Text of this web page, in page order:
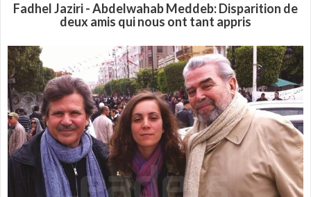
Fadhel Jaziri - Abdelwahab Meddeb: Disparition de
deux amis qui nous ont tant appris